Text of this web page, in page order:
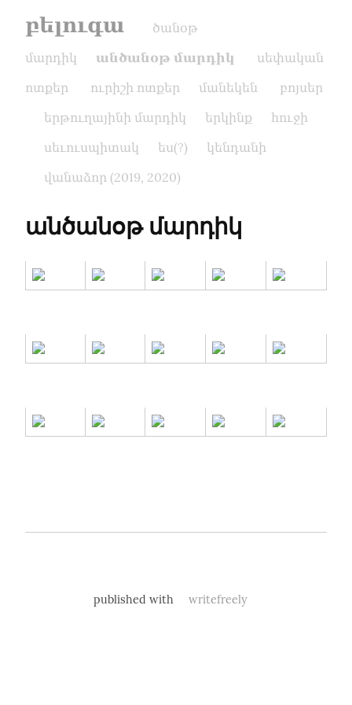
բելուգա
ծանօթ
մարդիկ
անծանօթ մարդիկ
սեփական
ոտքեր
ուրիշի ոտքեր մանեկեն
բոյսեր
երթուղայինի մարդիկ
երկինք
հուջի
սեւուսպիտակ
ես(?)
կենդանի
վանաձոր (2019, 2020)
անծանօթ մարդիկ
published with writefreely